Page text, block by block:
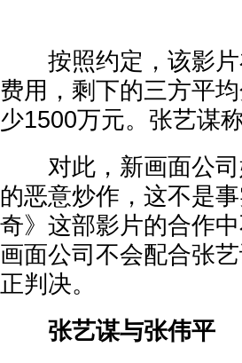
按照约定，该影片
费用，剩下的三方平
少1500万元。张艺谋
对此，新画面公司
的恶意炒作，这不是
奇》这部影片的合作
画面公司不会配合张
正判决。
张艺谋与张伟平